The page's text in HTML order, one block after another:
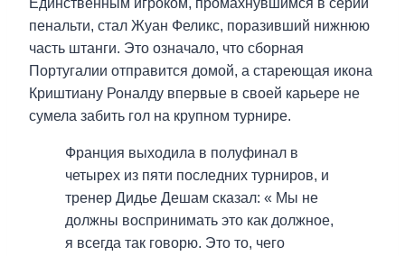
пенальти, стал Жуан Феликс, поразивший нижнюю
часть штанги. Это означало, что сборная
Португалии отправится домой, а стареющая икона
Криштиану Роналду впервые в своей карьере не
сумела забить гол на крупном турнире.
Франция выходила в полуфинал в
четырех из пяти последних турниров, и
тренер Дидье Дешам сказал: « Мы не
должны воспринимать это как должное,
я всегда так говорю. Это то, чего